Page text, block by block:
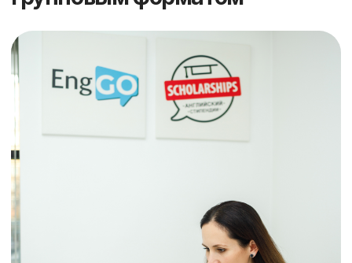
Занятия по 60 минут
Уроки 2 или 3 раза в неделю
Персональная программа обучения
Уровни: Beginner – Advanced
Перенос занятий без потери
занятия
Преподаватели с международными